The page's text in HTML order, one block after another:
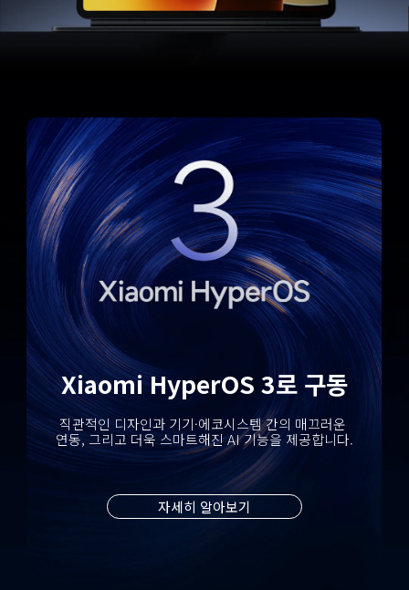
Xiaomi HyperOS 3로 구동
직관적인 디자인과 기기·에코시스템 간의 매끄러운
연동, 그리고 더욱 스마트해진 AI 기능을 제공합니다.
자세히 알아보기